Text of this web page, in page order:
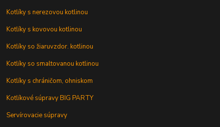
Kotlíky s nerezovou kotlinou
Kotlíky s kovovou kotlinou
Kotlíky so žiaruvzdor. kotlinou
Kotlíky so smaltovanou kotlinou
Kotlíky s chráničom, ohniskom
Kotlíkové súpravy BIG PARTY
Servírovacie súpravy